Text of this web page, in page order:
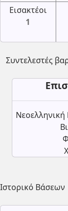
Εισακτέοι
1
Συντελεστές
Νεοελληνική
Ιστορικό Βάσεων